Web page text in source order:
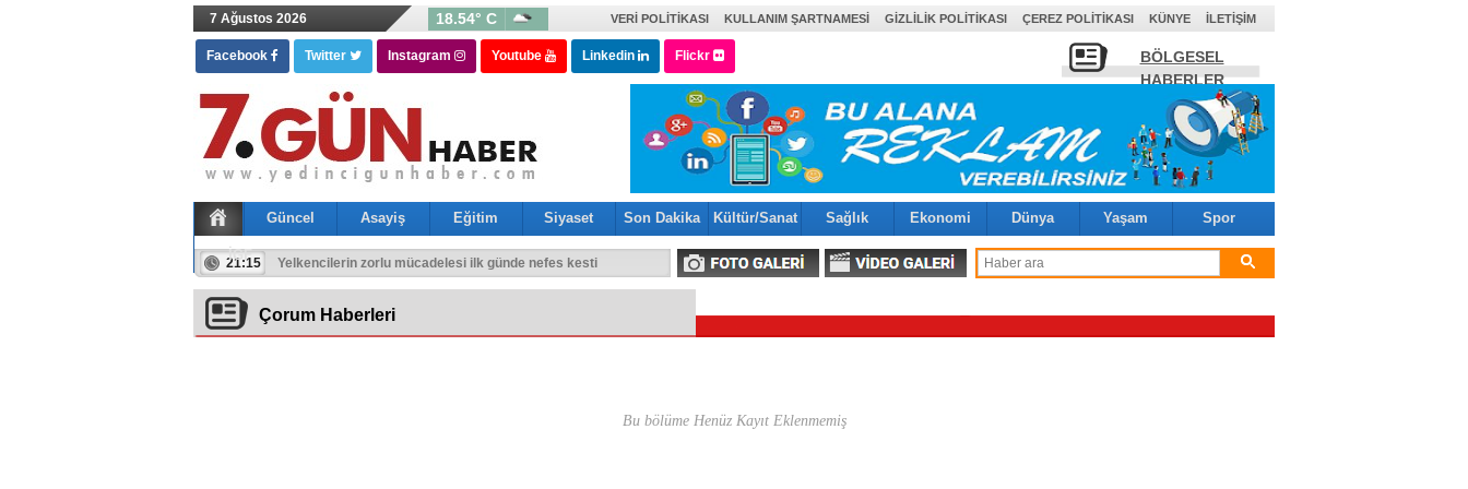
7 Ağustos 2026 18.54° C İLETIŞIM
KÜNYE
ÇEREZ POLITIKASI
GIZLILIK POLITIKASI
KULLANIM ŞARTNAMESI
VERI POLITIKASI
Facebook Twitter Instagram Youtube Linkedin Flickr
BÖLGESEL
HABERLER
Güncel Asayiş Eğitim Siyaset Son Dakika Kültür/Sanat Sağlık Ekonomi Dünya Yaşam Spor
İGF
21:15 Yelkencilerin zorlu mücadelesi ilk günde nefes kesti
Çorum Haberleri
Bu bölüme Henüz Kayıt Eklenmemiş